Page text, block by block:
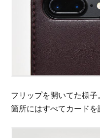
フリップを開いてた様
箇所にはすべてカードを